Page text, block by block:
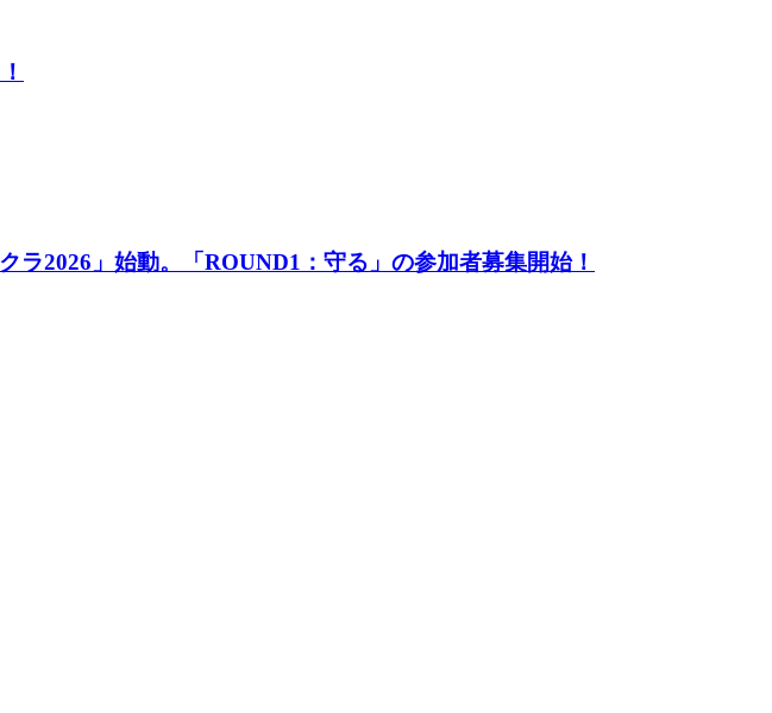
2026」始動。「ROUND1：守る」の参加者募集開始！